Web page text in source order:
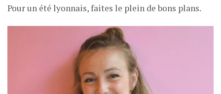
Pour un été lyonnais, faites le plein de bons plans.